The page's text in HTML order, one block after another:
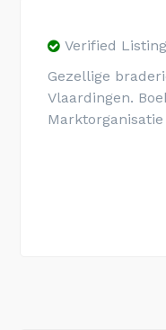
Verified Listing
Gezellige
Vlaardingen.
Marktorganisatie